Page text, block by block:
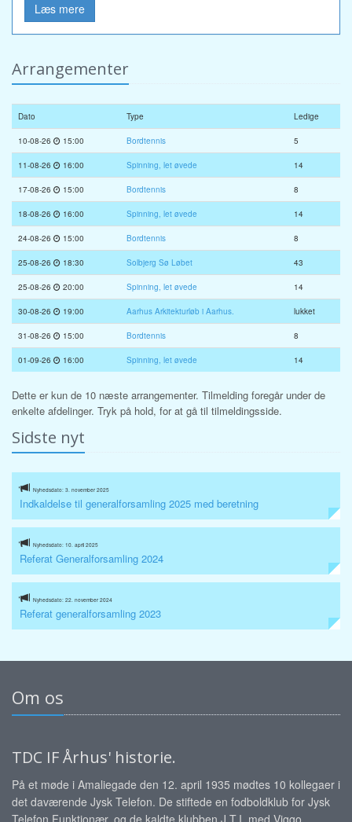
Læs mere
Arrangementer
Dato Type Ledige
10-08-26 15:00 Bordtennis 5
11-08-26 16:00 Spinning, let øvede 14
17-08-26 15:00 Bordtennis 8
18-08-26 16:00 Spinning, let øvede 14
24-08-26 15:00 Bordtennis 8
25-08-26 18:30 Solbjerg Sø Løbet 43
25-08-26 20:00 Spinning, let øvede 14
30-08-26 19:00 Aarhus Arkitekturløb i Aarhus. lukket
31-08-26 15:00 Bordtennis 8
01-09-26 16:00 Spinning, let øvede 14
Dette er kun de 10 næste arrangementer. Tilmelding foregår under de
enkelte afdelinger. Tryk på hold, for at gå til tilmeldingsside.
Sidste nyt
Nyhedsdato: 3. november 2025
Indkaldelse til generalforsamling 2025 med beretning
Nyhedsdato: 10. april 2025
Referat Generalforsamling 2024
Nyhedsdato: 22. november 2024
Referat generalforsamling 2023
Om os
TDC IF Århus' historie.
På et møde i Amaliegade den 12. april 1935 mødtes 10 kollegaer i
det daværende Jysk Telefon. De stiftede en fodboldklub for Jysk
Telefon Funktionær, og de kaldte klubben J.T.I. med Viggo